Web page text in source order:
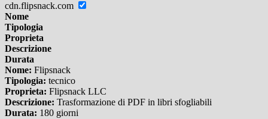
cdn.flipsnack.com
Nome
Tipologia
Proprieta
Descrizione
Durata
Nome: Flipsnack
Tipologia: tecnico
Proprieta: Flipsnack LLC
Descrizione: Trasformazione di PDF in libri sfogliabili
Durata: 180 giorni